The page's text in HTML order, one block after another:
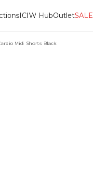
ICIW HubOutletSALE
Midi Shorts Black